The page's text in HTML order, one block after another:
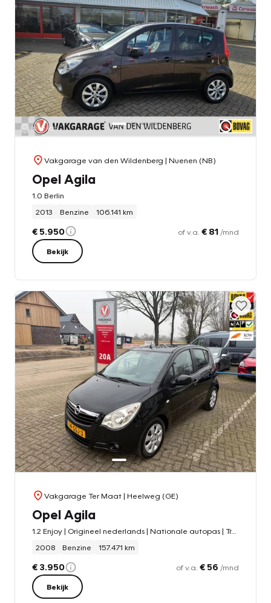
Vakgarage van den Wildenberg | Nuenen (NB)
Opel Agila
1.0 Berlin
2013
Benzine 106.141 km
€ 5.950 of v.a. € 81 /mnd
Bekijk
Vakgarage Ter Maat| Heelweg (GE)
Opel Agila
1.2 Enjoy | Origineel nederlands | Nationale autopas | Trekhaak
2008
Benzine 157.471 km
€ 3.950 of v.a. € 56 /mnd
Bekijk